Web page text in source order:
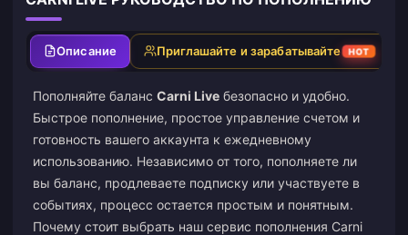
Описание Приглашайте и зарабатывайте HOT
Пополняйте баланс Carni Live безопасно и удобно.
Быстрое пополнение, простое управление счетом и
готовность вашего аккаунта к ежедневному
использованию. Независимо от того, пополняете ли
вы баланс, продлеваете подписку или участвуете в
событиях, процесс остается простым и понятным.
Почему стоит выбрать наш сервис пополнения Carni